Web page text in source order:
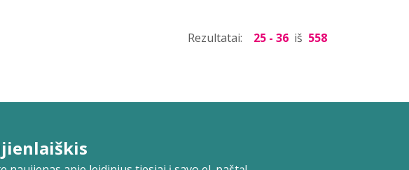
Rezultatai: 25 - 36 iš 558